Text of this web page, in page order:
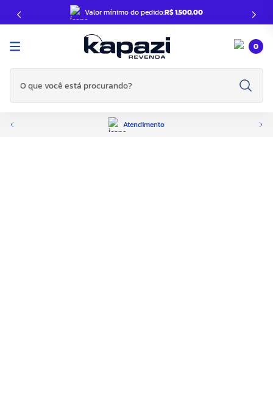
Valor mínimo do pedido:R$ 1.500,00
0
O que você está procurando?
Atendimento